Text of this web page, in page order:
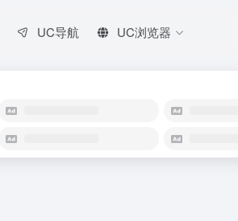
UC导航 UC浏览器